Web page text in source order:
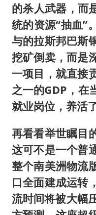
的杀人武器，而
统的资源“抽血”
与的拉斯邦巴斯
挖矿倒卖，而是
一项目，就直接
之一的GDP，在
就业岗位，养活
再看看举世瞩目
这可不是一个普
整个南美洲物流
口全面建成运转
流时间将被大幅